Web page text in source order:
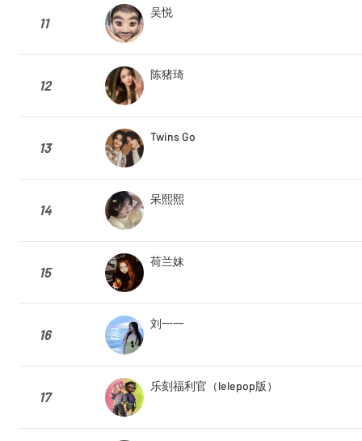
11
吴悦
12
陈猪琦
13
Twins Go
14
呆熙熙
15
荷兰妹
16
刘一一
17
乐刻福利官（lelepop版）